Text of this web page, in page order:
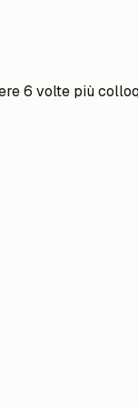
6 volte più